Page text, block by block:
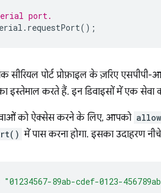
port.
. requestPort();
सीरियल पोर्ट प्रोफ़ाइल के ज़रिए
करते हैं. इन डिवाइसों में एक सेवा
को ऐक्सेस करने के लिए, आपको
में पास करना होगा. इसका उदाहरण नीचे
"01234567-89ab-cdef-0123-